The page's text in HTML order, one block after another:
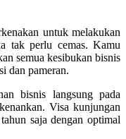
untuk melakukan
tak perlu cemas. Kamu
semua kesibukan bisnis
dan pameran.
bisnis langsung pada
Visa kunjungan
saja dengan optimal